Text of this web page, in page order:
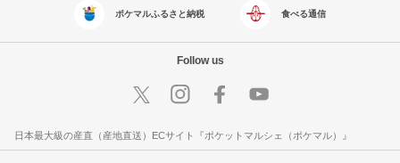
ポケマルふるさと納税 食べる通信
Follow us
日本最大級の産直（産地直送）ECサイト『ポケットマルシェ（ポケマル）』